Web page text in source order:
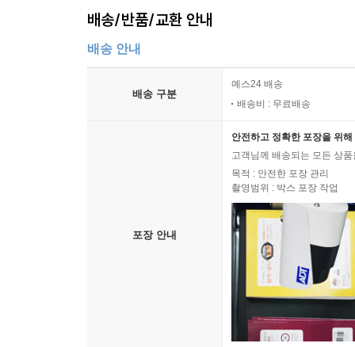
배송/반품/교환 안내
배송 안내
배송 구분
예스24 배송
배송비 : 무료배송
포장 안내
안전하고 정확한 포장을 위
고객님께 배송되는 모든 상
목적 : 안전한 포장 관리
촬영범위 : 박스 포장 작업